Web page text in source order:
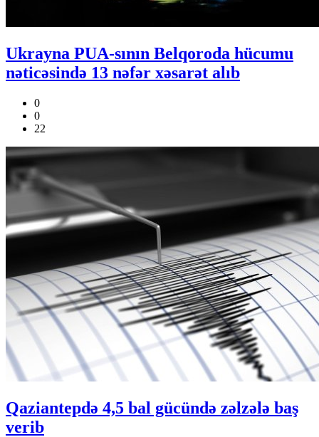
Ukrayna PUA-sının Belqoroda hücumu
nəticəsində 13 nəfər xəsarət alıb
0
0
22
Qaziantepdə 4,5 bal gücündə zəlzələ baş
verib